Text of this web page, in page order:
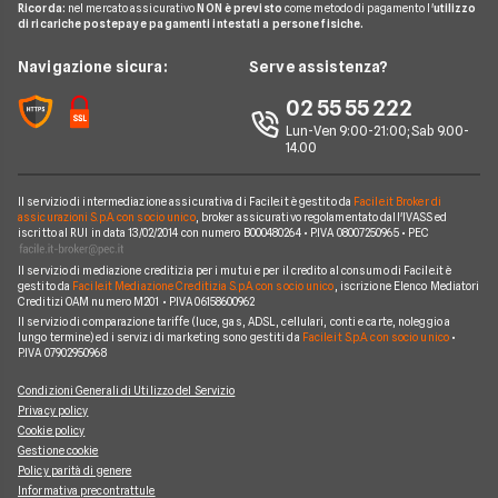
Noleggio Lungo Termine
News
Chi siamo
Perché scegliere Facile.it
Mappa del sito
Sostituzione Mutuo
Mutui Agevolati
Mutuo 100 per cento
BNL
ING
Poste Italiane
Credit Agricole
CheBanca!
Credem
Banche e finanziarie
Notizie Mutui
Argomenti in evidenza Mutui
Calcolatore rata mutuo
Ricorda: nel mercato assicurativo NON è previsto come metodo di pagamento l'utilizzo
di ricariche postepay e pagamenti intestati a persone fisiche.
Navigazione sicura: Serve assistenza?
02 55 55 222
Lun-Ven 9:00-21:00; Sab 9.00-
14.00
Il servizio di intermediazione assicurativa di Facile.it è gestito da Facile.it Broker di
assicurazioni S.p.A. con socio unico, broker assicurativo regolamentato dall'IVASS ed
iscritto al RUI in data 13/02/2014 con numero B000480264 • P.IVA 08007250965 • PEC
Il servizio di mediazione creditizia per i mutui e per il credito al consumo di Facile.it è
gestito da Facile.it Mediazione Creditizia S.p.A. con socio unico , iscrizione Elenco Mediatori
Creditizi OAM numero M201 • P.IVA 06158600962
Il servizio di comparazione tariffe (luce, gas, ADSL, cellulari, conti e carte, noleggio a
lungo termine) ed i servizi di marketing sono gestiti da Facile.it S.p.A. con socio unico•
P.IVA 07902950968
Condizioni Generali di Utilizzo del Servizio
Privacy policy
Cookie policy
Gestione cookie
Policy parità di genere
Informativa precontrattule